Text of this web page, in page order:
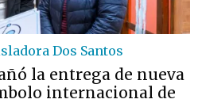
Dos Santos
la entrega de nueva
internacional de